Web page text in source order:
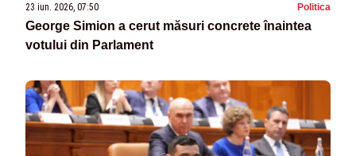
23 iun. 2026, 07:50 Politica
George Simion a cerut măsuri concrete înaintea
votului din Parlament